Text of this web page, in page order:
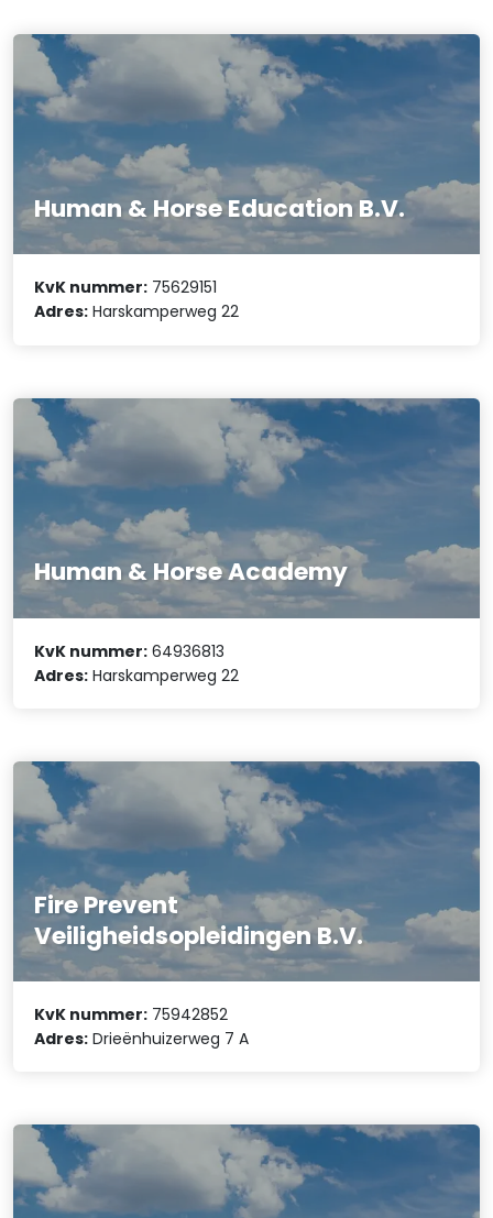
Human & Horse Education B.V.
KvK nummer: 75629151
Adres: Harskamperweg 22
Human & Horse Academy
KvK nummer: 64936813
Adres: Harskamperweg 22
Fire Prevent
Veiligheidsopleidingen B.V.
KvK nummer: 75942852
Adres: Drieënhuizerweg 7 A